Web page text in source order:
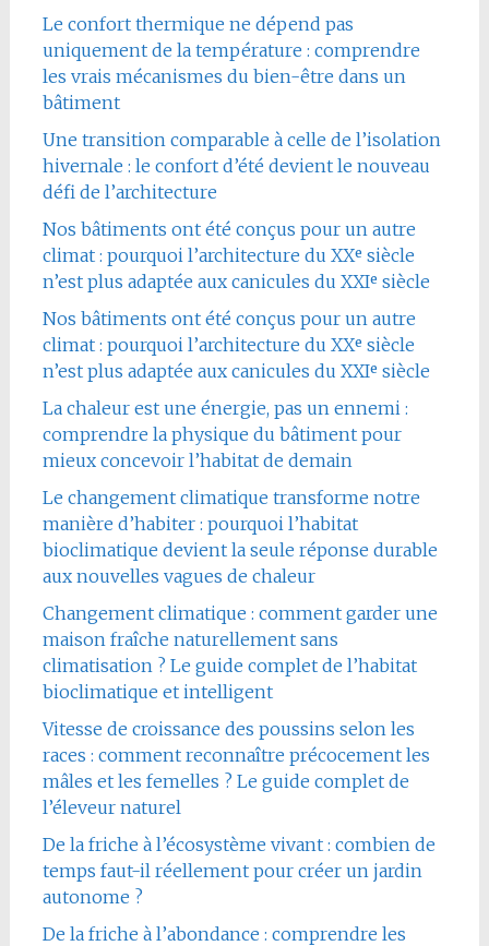
Le confort thermique ne dépend pas
uniquement de la température : comprendre
les vrais mécanismes du bien-être dans un
bâtiment
Une transition comparable à celle de l’isolation
hivernale : le confort d’été devient le nouveau
défi de l’architecture
Nos bâtiments ont été conçus pour un autre
climat : pourquoi l’architecture du XXᵉ siècle
n’est plus adaptée aux canicules du XXIᵉ siècle
Nos bâtiments ont été conçus pour un autre
climat : pourquoi l’architecture du XXᵉ siècle
n’est plus adaptée aux canicules du XXIᵉ siècle
La chaleur est une énergie, pas un ennemi :
comprendre la physique du bâtiment pour
mieux concevoir l’habitat de demain
Le changement climatique transforme notre
manière d’habiter : pourquoi l’habitat
bioclimatique devient la seule réponse durable
aux nouvelles vagues de chaleur
Changement climatique : comment garder une
maison fraîche naturellement sans
climatisation ? Le guide complet de l’habitat
bioclimatique et intelligent
Vitesse de croissance des poussins selon les
races : comment reconnaître précocement les
mâles et les femelles ? Le guide complet de
l’éleveur naturel
De la friche à l’écosystème vivant : combien de
temps faut-il réellement pour créer un jardin
autonome ?
De la friche à l’abondance : comprendre les